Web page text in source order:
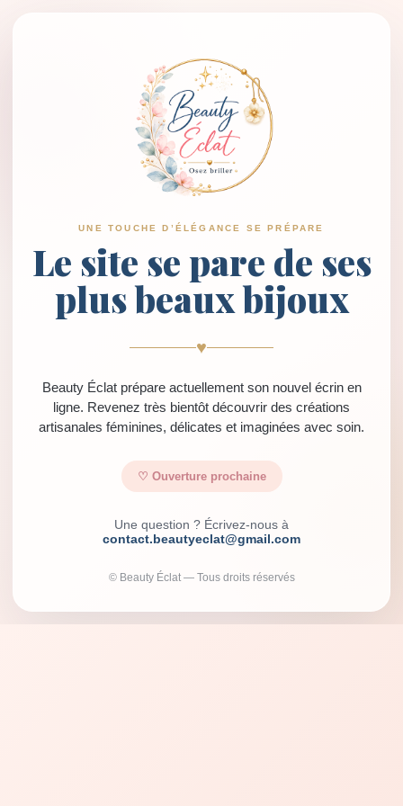
UNE TOUCHE D’ÉLÉGANCE SE PRÉPARE
Le site se pare de ses
plus beaux bijoux
♥
Beauty Éclat prépare actuellement son nouvel écrin en
ligne. Revenez très bientôt découvrir des créations
artisanales féminines, délicates et imaginées avec soin.
♡ Ouverture prochaine
Une question ? Écrivez-nous à
contact.beautyeclat@gmail.com
© Beauty Éclat — Tous droits réservés